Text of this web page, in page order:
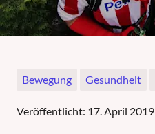
Bewegung Gesundheit
Veröffentlicht: 17. April 2019